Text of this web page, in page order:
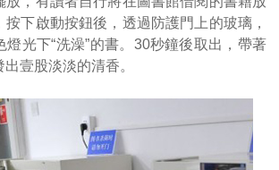
按下啟動按鈕後，透過防護門上的玻璃，
燈光下“洗澡”的書。30秒鐘後取出，帶著
壹股淡淡的清香。